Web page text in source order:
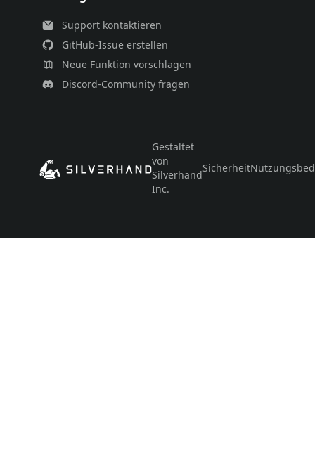
Support kontaktieren
GitHub-Issue erstellen
Neue Funktion vorschlagen
Discord-Community fragen
Gestaltet
von
Silverhand
Inc.
Sicherheit